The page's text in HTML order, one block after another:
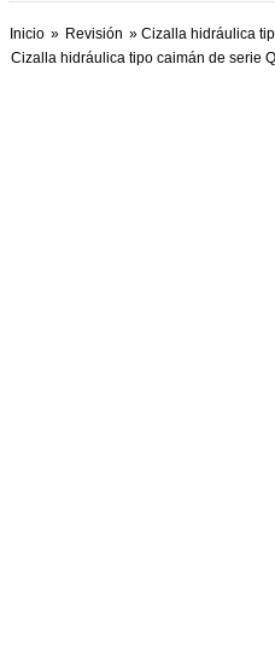
Inicio » Revisión » Cizalla hidráulica
Cizalla hidráulica tipo caimán de serie